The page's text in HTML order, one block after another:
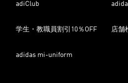
adiClub
学生・教職員割引10％OFF 店舗
adidas mi-uniform